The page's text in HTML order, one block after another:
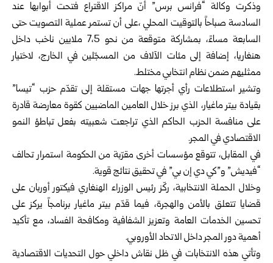
وذكرت وكالة “فرانس برس” أنّ مراكز الاقتراع فتحت أبوابها عند
السادسة صباحاً بالتوقيت المحلي ،على أن تستمر عملية التصويت حتى
السابعة مساءً، بمشاركة متوقعة من نحو 7،5 ملايين ناخب داخل
هنغاريا، إضافة إلى مئات الآلاف من المسجّلين في الخارج، لاختيار
ممثليهم ضمن نظام انتخابي مختلط.
وتشير استطلاعات رأي أجرتها جهات مستقلة إلى تقدّم حزب “تيسا”
بقيادة بيتر ماغيار، الذي برز خلال العامين الماضيين كقوة معارضة قادرة
على منافسة الحزب الحاكم الذي تراجعت شعبيته بفعل تباطؤ النمو
الاقتصادي في المجر.
في المقابل، تتوقع مؤسسات أخرى مقرّبة من الحكومة استمرار تحالف
“فيديش” و”كي دي إن بي” في تحقيق نتائج قوية.
وخلال الحملة الانتخابية، ركّز رئيس الوزراء الهنغاري فيكتور أوربان على
قضايا تتعلق بالأمن والهجرة، فيما قدّم بيتر ماغيار برنامجاً يركز على
تحسين الخدمات العامة وتعزيز الشفافية ومكافحة الفساد، مع تأكيد
أهمية دور المجر داخل الاتحاد الأوروبي.
وتأتي هذه الانتخابات في ظل نقاش داخلي حول التحديات الاقتصادية